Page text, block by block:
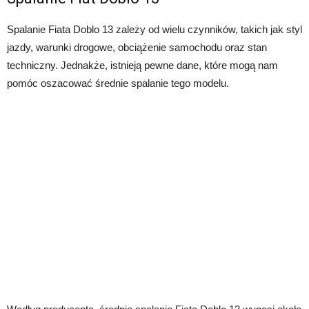
Spalanie Fiata Doblo 13 zależy od wielu czynników, takich jak styl
jazdy, warunki drogowe, obciążenie samochodu oraz stan
techniczny. Jednakże, istnieją pewne dane, które mogą nam
pomóc oszacować średnie spalanie tego modelu.